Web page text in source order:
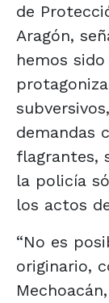
de
Aragón,
hemos
demandas
flagrantes,
la policía
los actos
“No es
originario,